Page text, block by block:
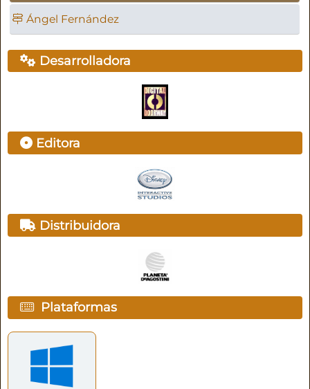
Ángel Fernández
Desarrolladora
Editora
Distribuidora
Plataformas